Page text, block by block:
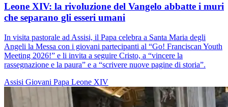
Leone XIV: la rivoluzione del Vangelo abbatte i muri
che separano gli esseri umani
In visita pastorale ad Assisi, il Papa celebra a Santa Maria degli
Angeli la Messa con i giovani partecipanti al “Go! Franciscan Youth
Meeting 2026!” e li invita a seguire Cristo, a “vincere la
rassegnazione e la paura” e a “scrivere nuove pagine di storia”.
Assisi Giovani Papa Leone XIV